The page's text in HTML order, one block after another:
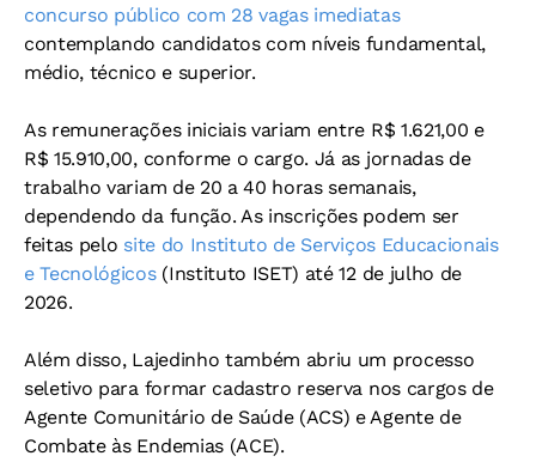
concurso público com 28 vagas imediatas
contemplando candidatos com níveis fundamental,
médio, técnico e superior.
As remunerações iniciais variam entre R$ 1.621,00 e
R$ 15.910,00, conforme o cargo. Já as jornadas de
trabalho variam de 20 a 40 horas semanais,
dependendo da função. As inscrições podem ser
feitas pelo site do Instituto de Serviços Educacionais
e Tecnológicos(Instituto ISET) até 12 de julho de
2026.
Além disso, Lajedinho também abriu um processo
seletivo para formar cadastro reserva nos cargos de
Agente Comunitário de Saúde (ACS) e Agente de
Combate às Endemias (ACE).